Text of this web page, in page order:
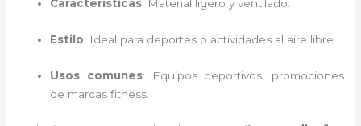
Características: Material ligero y ventilado.
Estilo: Ideal para deportes o actividades al aire libre.
Usos comunes: Equipos deportivos, promociones
de marcas fitness.